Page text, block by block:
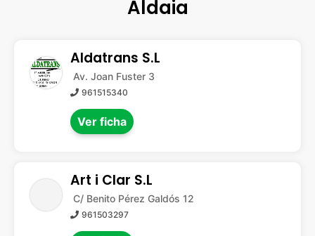
Aldaia
Aldatrans S.L
Av. Joan Fuster 3
961515340
Ver ficha
Art i Clar S.L
C/ Benito Pérez Galdós 12
961503297